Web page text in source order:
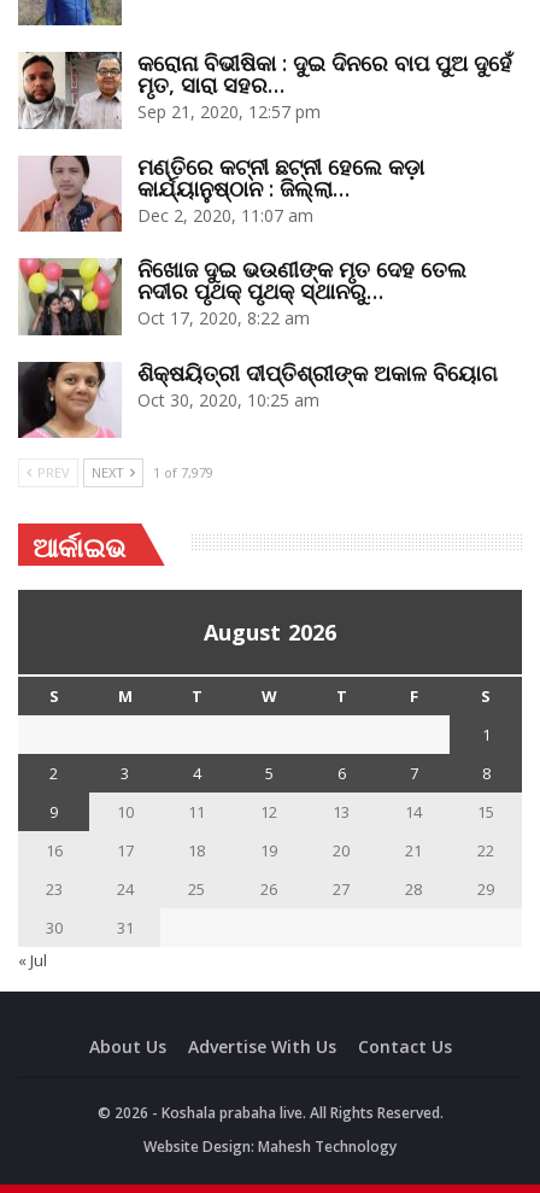
କରୋନା ବିଭୀଷିକା : ଦୁଇ ଦିନରେ ବାପ ପୁଅ ଦୁହେଁ
ମୃତ, ସାରା ସହର…
Sep 21, 2020, 12:57 pm
ମଣ୍ତିରେ କଟ୍‌ନୀ ଛଟ୍‌ନୀ ହେଲେ କଡ଼ା
କାର୍ଯ୍ୟାନୁଷ୍ଠାନ : ଜିଲ୍ଲା…
Dec 2, 2020, 11:07 am
ନିଖୋଜ ଦୁଇ ଭଉଣୀଙ୍କ ମୃତ ଦେହ ତେଲ
ନଦୀର ପୃଥକ୍‌ ପୃଥକ୍‌ ସ୍ଥାନରୁ…
Oct 17, 2020, 8:22 am
ଶିକ୍ଷୟିତ୍ରୀ ଦୀପ୍ତିଶ୍ରୀଙ୍କ ଅକାଳ ବିୟୋଗ
Oct 30, 2020, 10:25 am
PREV NEXT 1 of 7,979
ଆର୍କାଇଭ
August 2026
S M T W T F
S
1
2
3 4 5 6 7
8
9
10 11 12 13 14
15
16
17 18 19 20 21
22
23
24 25 26 27 28
29
30
31
« Jul
About Us Advertise With Us Contact Us
© 2026 - Koshala prabaha live. All Rights Reserved.
Website Design: Mahesh Technology